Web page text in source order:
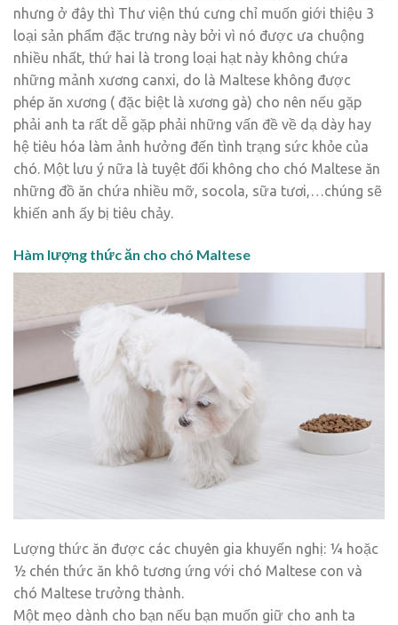
nhưng ở đây thì Thư viện thú cưng chỉ muốn giới thiệu 3
loại sản phẩm đặc trưng này bởi vì nó được ưa chuộng
nhiều nhất, thứ hai là trong loại hạt này không chứa
những mảnh xương canxi, do là Maltese không được
phép ăn xương ( đặc biệt là xương gà) cho nên nếu gặp
phải anh ta rất dễ gặp phải những vấn đề về dạ dày hay
hệ tiêu hóa làm ảnh hưởng đến tình trạng sức khỏe của
chó. Một lưu ý nữa là tuyệt đối không cho chó Maltese ăn
những đồ ăn chứa nhiều mỡ, socola, sữa tươi,…chúng sẽ
khiến anh ấy bị tiêu chảy.
Hàm lượng thức ăn cho chó Maltese
Lượng thức ăn được các chuyên gia khuyến nghị: ¼ hoặc
½ chén thức ăn khô tương ứng với chó Maltese con và
chó Maltese trưởng thành.
Một mẹo dành cho bạn nếu bạn muốn giữ cho anh ta